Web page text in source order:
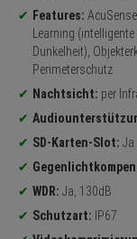
Features:
Learning
Dunkelheit),
Perimeterschutz
Nachtsicht: per
SD-Karten-Slot: Ja
WDR: Ja, 130dB
Schutzart: IP67